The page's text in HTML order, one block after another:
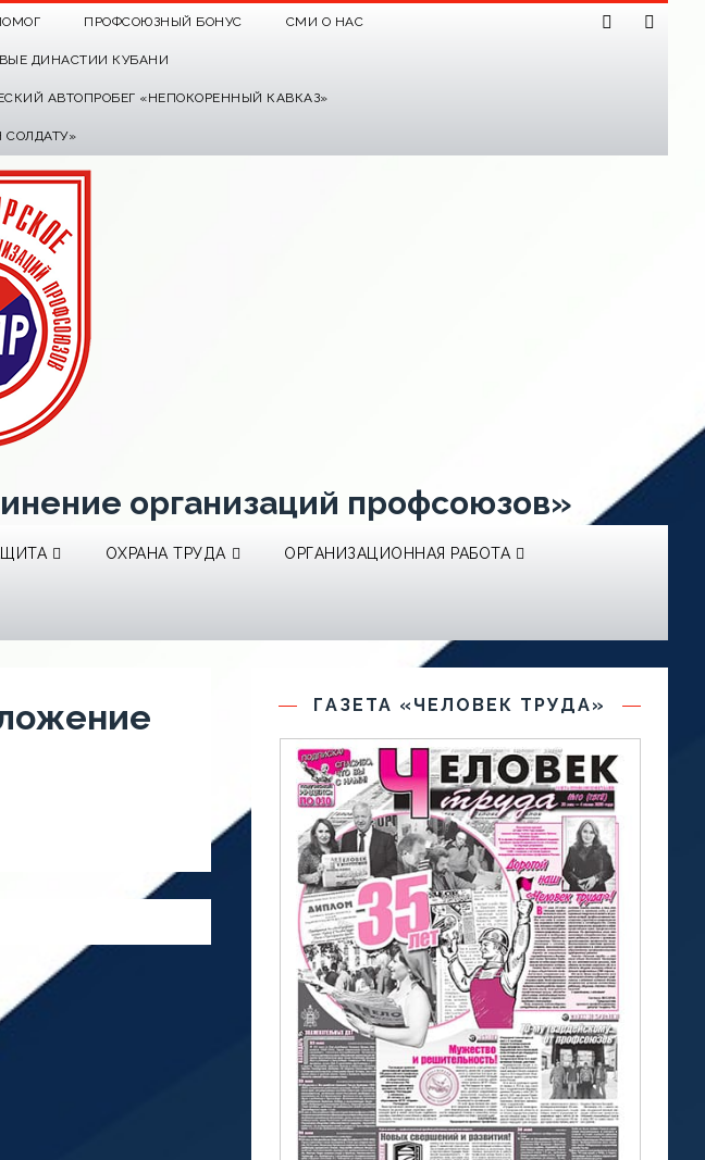
ПРОФСОЮЗНЫЙ БОНУС СМИ О НАС
ДИНАСТИИ КУБАНИ
АВТОПРОБЕГ «НЕПОКОРЕННЫЙ КАВКАЗ»
СОЛДАТУ»
организаций профсоюзов»
ОХРАНА ТРУДА ОРГАНИЗАЦИОННАЯ РАБОТА
ГАЗЕТА «ЧЕЛОВЕК ТРУДА»